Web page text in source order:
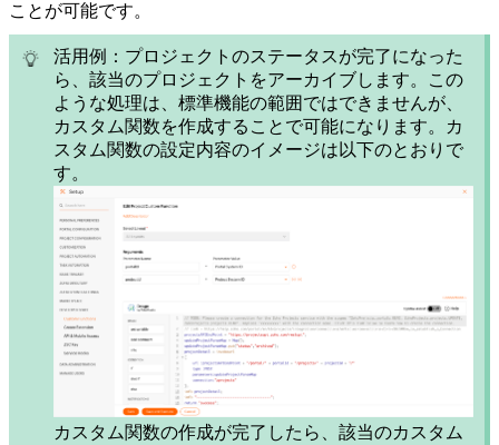
ことが可能です。
活用例：プロジェクトのステータスが完了になった
ら、該当のプロジェクトをアーカイブします。この
ような処理は、標準機能の範囲ではできませんが、
カスタム関数を作成することで可能になります。カ
スタム関数の設定内容のイメージは以下のとおりで
す。
カスタム関数の作成が完了したら、該当のカスタム